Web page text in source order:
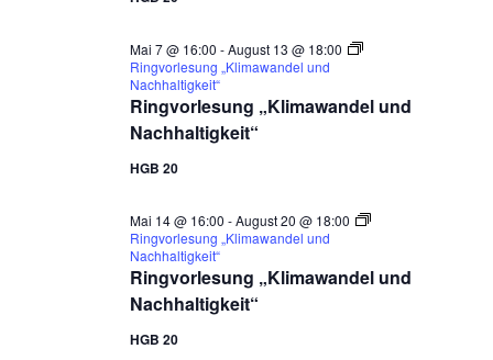
Ringvorlesung „Klimawandel und
Nachhaltigkeit“
Mai 7 @ 16:00 -August 13 @ 18:00
Ringvorlesung „Klimawandel und
Nachhaltigkeit“
HGB 20
Ringvorlesung „Klimawandel und
Nachhaltigkeit“
Mai 14 @ 16:00 -August 20 @ 18:00
Ringvorlesung „Klimawandel und
Nachhaltigkeit“
HGB 20